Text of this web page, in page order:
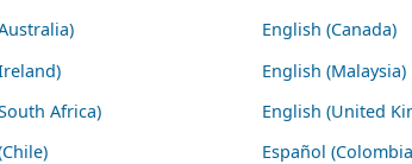
English (Canada)
English (Malaysia)
Africa)
English (United
Español